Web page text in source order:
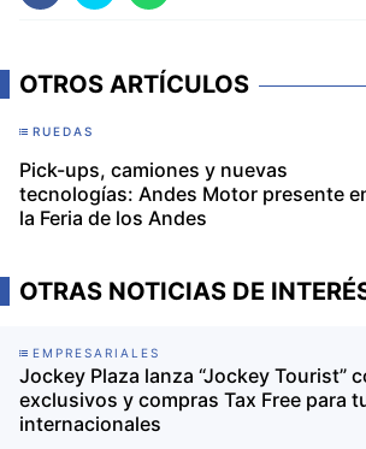
OTROS ARTÍCULOS
RUEDAS
Pick-ups, camiones y nuevas
tecnologías: Andes Motor presente
la Feria de los Andes
OTRAS NOTICIAS DE
EMPRESARIALES
Jockey Plaza lanza “Jockey Tourist”
exclusivos y compras Tax Free para
internacionales